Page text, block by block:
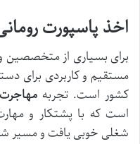
اخذ پاسپورت
برای بسیاری از متخصصین و
مستقیم و کاربردی برای
کشور است. تجربه
است که با پشتکار و
شغلی خوبی یافت و مسیر